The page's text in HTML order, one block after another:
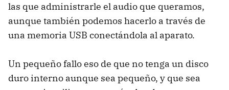
las que administrarle el audio que queramos,
aunque también podemos hacerlo a través de
una memoria USB conectándola al aparato.
Un pequeño fallo eso de que no tenga un disco
duro interno aunque sea pequeño, y que sea